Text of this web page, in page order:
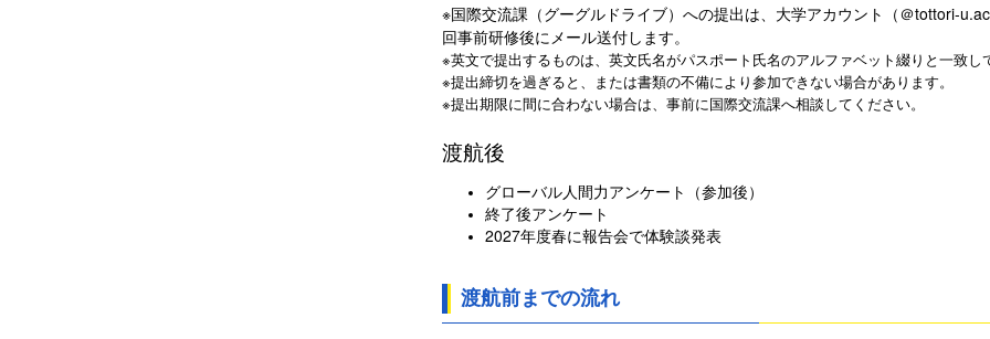
※国際交流課（グーグルドライブ）への提出は、大学アカウント（＠tottori-
回事前研修後にメール送付します。
※英文で提出するものは、英文氏名がパスポート氏名のアルファベット綴りと一致し
※提出締切を過ぎると、または書類の不備により参加できない場合があります。
※提出期限に間に合わない場合は、事前に国際交流課へ相談してください。
渡航後
グローバル人間力アンケート（参加後）
終了後アンケート
2027年度春に報告会で体験談発表
渡航前までの流れ